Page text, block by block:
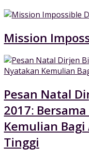
Mission
Pesan Natal
2017:
Kemulian
Tinggi